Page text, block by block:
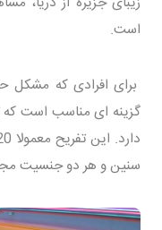
است.
برای افرادی که مشکل
گزینه ای مناسب است که
سنین و هر دو جنسیت